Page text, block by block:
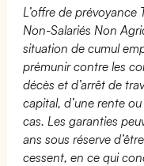
L’offre de prévoyance
Non-Salariés Non
situation de cumul
prémunir contre les
décès et d’arrêt de
capital, d’une rente
cas. Les garanties
ans sous réserve
cessent, en ce qui